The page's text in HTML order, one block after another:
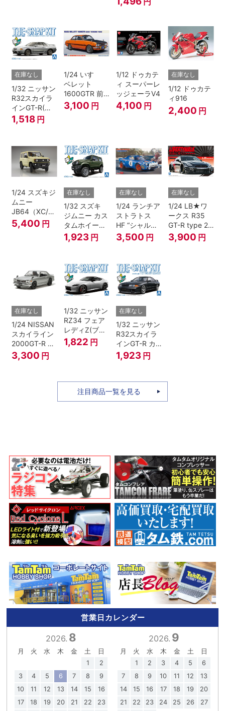
在庫なし
1/32 ニッサン
R32スカイラ
インGT-R(ス
パークシルバ
ー)
1,518 円
1/24 いすゞ
ベレット
1600GTR 前
期型（1969）
3,100 円
1/12 ドゥカテ
ィ スーパーレ
ッジェーラV4
4,100 円
在庫なし
1/12 ドゥカテ
ィ916
2,400 円
1/24 スズキジ
ムニー
JB64（XC/シ
フォンアイボ
リーメタリッ
5,400 円
在庫なし
1/32 スズキ
ジムニー カス
タムホイール
(ジャングルグ
リーン)
1,923 円
在庫なし
1/24 ランチア
ストラトス
HF “シャルド
ネ”
3,500 円
在庫なし
1/24 LB★ワ
ークス R35
GT-R type 2
Ver.2
3,900 円
在庫なし
1/24 NISSAN
スカイライン
2000GT-R ス
トリートカス
タム
3,300 円
1/32 ニッサン
RZ34 フェア
レディZ(ブリ
リアントシル
バー)
1,822 円
在庫なし
1/32 ニッサン
R32スカイラ
インGT-R カ
スタムホイー
ル(ブラックパ
ク)
1,923 円
注目商品一覧を見る
営業日カレンダー
2026. 8
月 火 水 木 金 土
日
1
2
3
4 5 6 7 8
9
10
11 12 13 14 15
16
17
18 19 20 21 22
23
2026. 9
月 火 水 木 金 土
日
1
2 3 4 5
6
7
8 9 10 11 12
13
14
15 16 17 18 19
20
21
22 23 24 25 26
27